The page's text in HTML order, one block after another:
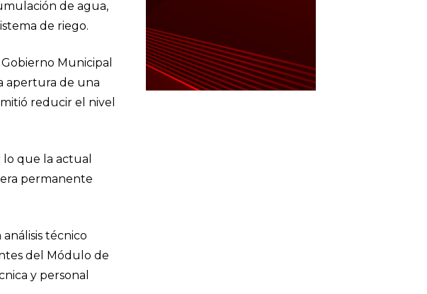
de agua,
de riego.
Municipal
apertura de una
reducir el nivel
que la actual
permanente
técnico
del Módulo de
y personal